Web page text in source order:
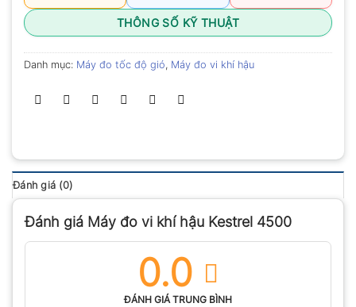
THÔNG SỐ KỸ THUẬT
Danh mục: Máy đo tốc độ gió, Máy đo vi khí hậu
Đánh giá (0)
Đánh giá Máy đo vi khí hậu Kestrel 4500
0.0
ĐÁNH GIÁ TRUNG BÌNH